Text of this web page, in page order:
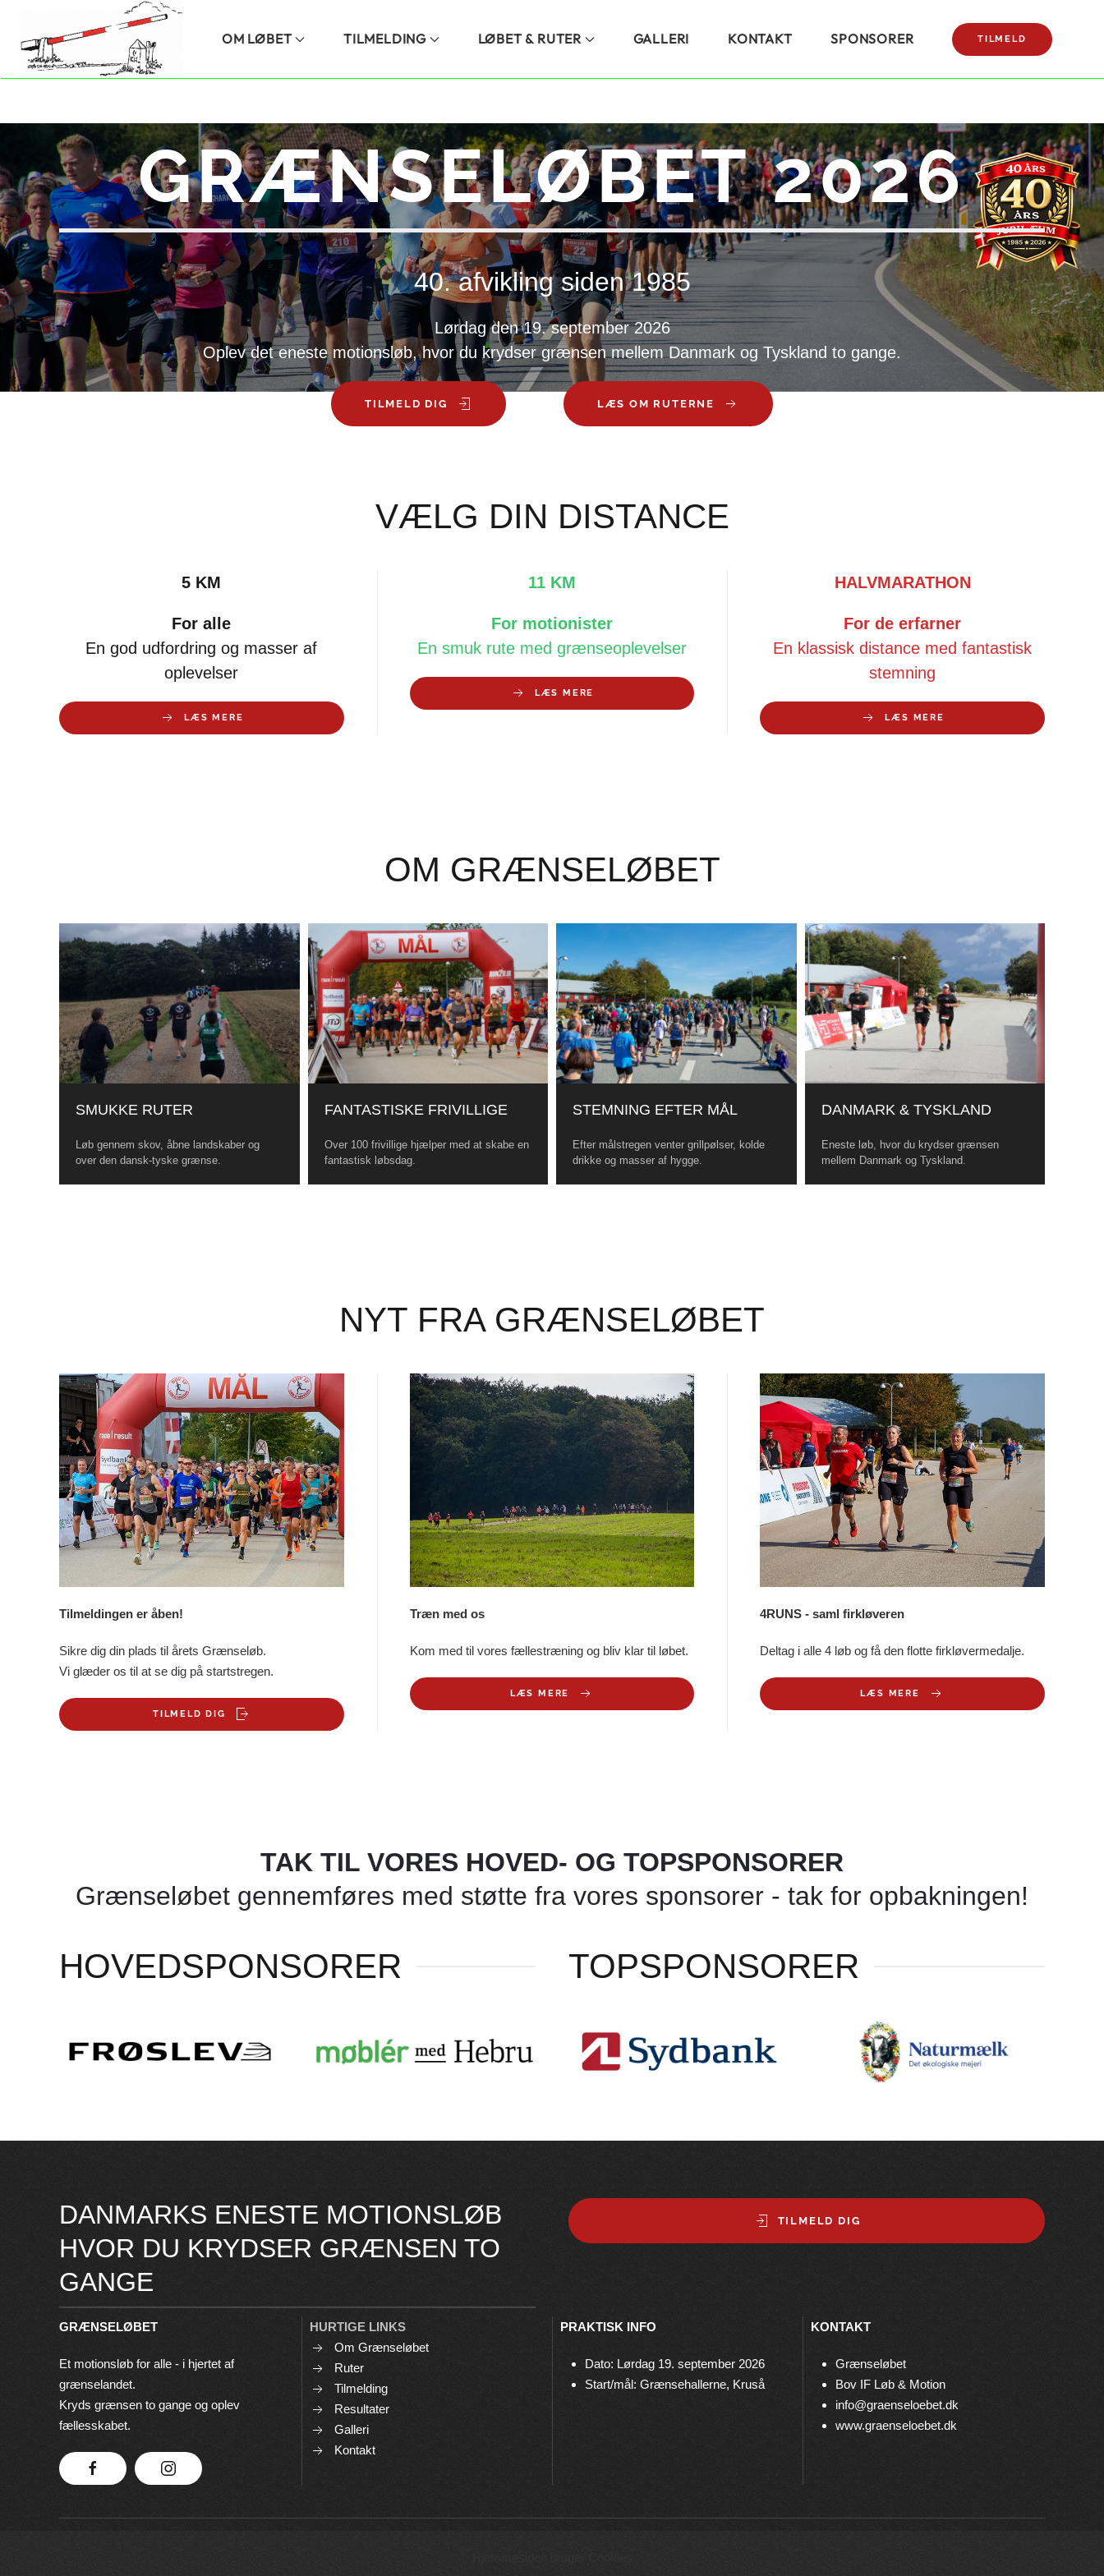
Skip to main content OM LØBET TILMELDING LØBET & RUTER GALLERI KONTAKT SPONSORER TILMELD
GRÆNSELØBET 2026
40. afvikling siden 1985
Lørdag den 19. september 2026
Oplev det eneste motionsløb, hvor du krydser grænsen mellem Danmark og Tyskland to gange.
TILMELD DIG LÆS OM RUTERNE
VÆLG DIN DISTANCE
5 KM
For alle
En god udfordring og masser af
oplevelser
LÆS MERE
11 KM
For motionister
En smuk rute med grænseoplevelser
LÆS MERE
HALVMARATHON
For de erfarner
En klassisk distance med fantastisk
stemning
LÆS MERE
OM GRÆNSELØBET
SMUKKE RUTER
Løb gennem skov, åbne landskaber og
over den dansk-tyske grænse.
FANTASTISKE FRIVILLIGE
Over 100 frivillige hjælper med at skabe en
fantastisk løbsdag.
STEMNING EFTER MÅL
Efter målstregen venter grillpølser, kolde
drikke og masser af hygge.
DANMARK & TYSKLAND
Eneste løb, hvor du krydser grænsen
mellem Danmark og Tyskland.
NYT FRA GRÆNSELØBET
Tilmeldingen er åben!
Sikre dig din plads til årets Grænseløb.
Vi glæder os til at se dig på startstregen.
TILMELD DIG
Træn med os
Kom med til vores fællestræning og bliv klar til løbet.
LÆS MERE
4RUNS - saml firkløveren
Deltag i alle 4 løb og få den flotte firkløvermedalje.
LÆS MERE
TAK TIL VORES HOVED- OG TOPSPONSORER
Grænseløbet gennemføres med støtte fra vores sponsorer - tak for opbakningen!
HOVEDSPONSORER TOPSPONSORER
DANMARKS ENESTE MOTIONSLØB
HVOR DU KRYDSER GRÆNSEN TO
GANGE
TILMELD DIG
GRÆNSELØBET
Et motionsløb for alle - i hjertet af
grænselandet.
Kryds grænsen to gange og oplev
fællesskabet.
HURTIGE LINKS
Om Grænseløbet
Ruter
Tilmelding
Resultater
Galleri
Kontakt
PRAKTISK INFO
Dato: Lørdag 19. september 2026
Start/mål: Grænsehallerne, Kruså
KONTAKT
Grænseløbet
Bov IF Løb & Motion
info@graenseloebet.dk
www.graenseloebet.dk